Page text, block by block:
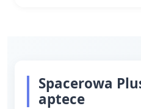
Spacerowa
aptece